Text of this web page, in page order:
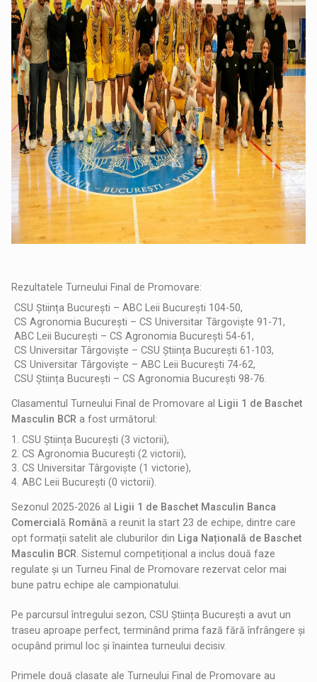
Rezultatele Turneului Final de Promovare:
CSU Știința București – ABC Leii București 104-50,
CS Agronomia București – CS Universitar Târgoviște 91-71,
ABC Leii București – CS Agronomia București 54-61,
CS Universitar Târgoviște – CSU Știința București 61-103,
CS Universitar Târgoviște – ABC Leii București 74-62,
CSU Știința București – CS Agronomia București 98-76.
Clasamentul Turneului Final de Promovare al Ligii 1 de Baschet
Masculin BCRa fost următorul:
1. CSU Știința București (3 victorii),
2. CS Agronomia București (2 victorii),
3. CS Universitar Târgoviște (1 victorie),
4. ABC Leii București (0 victorii).
Sezonul 2025-2026 al Ligii 1 de Baschet Masculin Banca
Comercialǎ Românǎ a reunit la start 23 de echipe, dintre care
opt formații satelit ale cluburilor din Liga Națională de Baschet
Masculin BCR . Sistemul competițional a inclus două faze
regulate și un Turneu Final de Promovare rezervat celor mai
bune patru echipe ale campionatului.
Pe parcursul întregului sezon, CSU Știința București a avut un
traseu aproape perfect, terminând prima fază fără înfrângere și
ocupând primul loc și înaintea turneului decisiv.
Primele două clasate ale Turneului Final de Promovare au